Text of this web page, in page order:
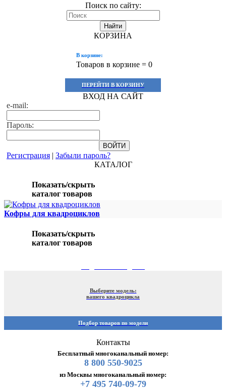
Поиск по сайту:
Найти
КОРЗИНА
В корзине:
Товаров в корзине = 0
ПЕРЕЙТИ В КОРЗИНУ
ВХОД НА САЙТ
e-mail:
Пароль:
Регистрация | Забыли пароль?
КАТАЛОГ
Показать/скрыть
каталог товаров
Кофры для квадроциклов
Показать/скрыть
каталог товаров
Выберите модель:
вашего квадроцикла
Подбор товаров по модели
Контакты
Бесплатный многоканальный номер:
8 800 550-9025
из Москвы многоканальный номер:
+7 495 740-09-79